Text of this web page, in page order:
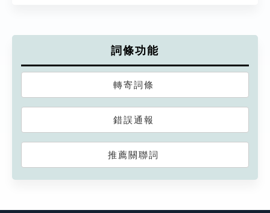
詞條功能
轉寄詞條
錯誤通報
推薦關聯詞